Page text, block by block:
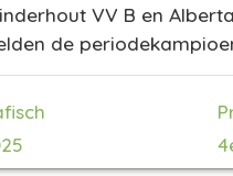
VV B en
de